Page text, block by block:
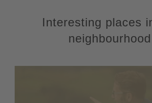
Interesting places
neighbourhood